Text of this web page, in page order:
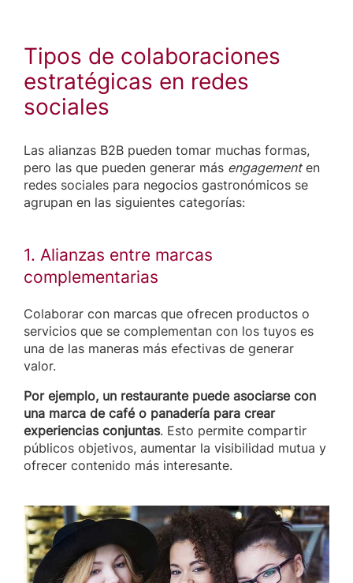
Tipos de colaboraciones
estratégicas en redes
sociales
Las alianzas B2B pueden tomar muchas formas,
pero las que pueden generar más engagementen
redes sociales para negocios gastronómicos se
agrupan en las siguientes categorías:
1. Alianzas entre marcas
complementarias
Colaborar con marcas que ofrecen productos o
servicios que se complementan con los tuyos es
una de las maneras más efectivas de generar
valor.
Por ejemplo, un restaurante puede asociarse con
una marca de café o panadería para crear
experiencias conjuntas. Esto permite compartir
públicos objetivos, aumentar la visibilidad mutua y
ofrecer contenido más interesante.